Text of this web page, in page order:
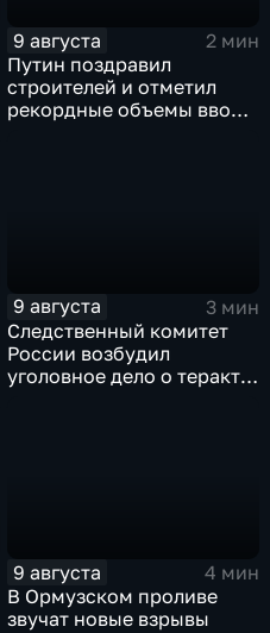
9 августа
2 мин
Путин поздравил
строителей и отметил
рекордные объемы ввода
9 августа
3 мин
Следственный комитет
России возбудил
уголовное дело о теракте
9 августа
4 мин
В Ормузском проливе
звучат новые взрывы